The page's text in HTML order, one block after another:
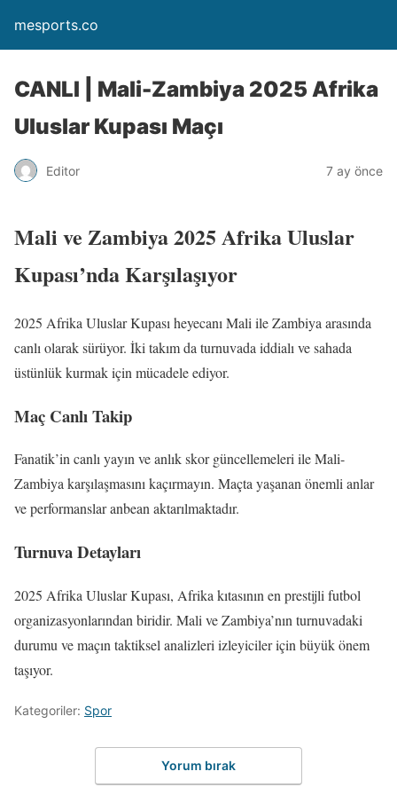
mesports.co
CANLI | Mali-Zambiya 2025 Afrika
Uluslar Kupası Maçı
Editor 7 ay önce
Mali ve Zambiya 2025 Afrika Uluslar
Kupası’nda Karşılaşıyor
2025 Afrika Uluslar Kupası heyecanı Mali ile Zambiya arasında
canlı olarak sürüyor. İki takım da turnuvada iddialı ve sahada
üstünlük kurmak için mücadele ediyor.
Maç Canlı Takip
Fanatik’in canlı yayın ve anlık skor güncellemeleri ile Mali-
Zambiya karşılaşmasını kaçırmayın. Maçta yaşanan önemli anlar
ve performanslar anbean aktarılmaktadır.
Turnuva Detayları
2025 Afrika Uluslar Kupası, Afrika kıtasının en prestijli futbol
organizasyonlarından biridir. Mali ve Zambiya’nın turnuvadaki
durumu ve maçın taktiksel analizleri izleyiciler için büyük önem
taşıyor.
Kategoriler: Spor
Yorum bırak